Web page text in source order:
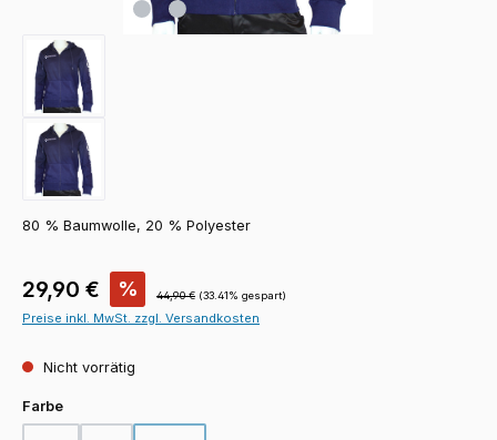
80 % Baumwolle, 20 % Polyester
Verkaufspreis:
29,90 € % Regulärer Preis:
44,90 € (33.41% gespart)
Preise inkl. MwSt. zzgl. Versandkosten
Nicht vorrätig
Farbeauswählen